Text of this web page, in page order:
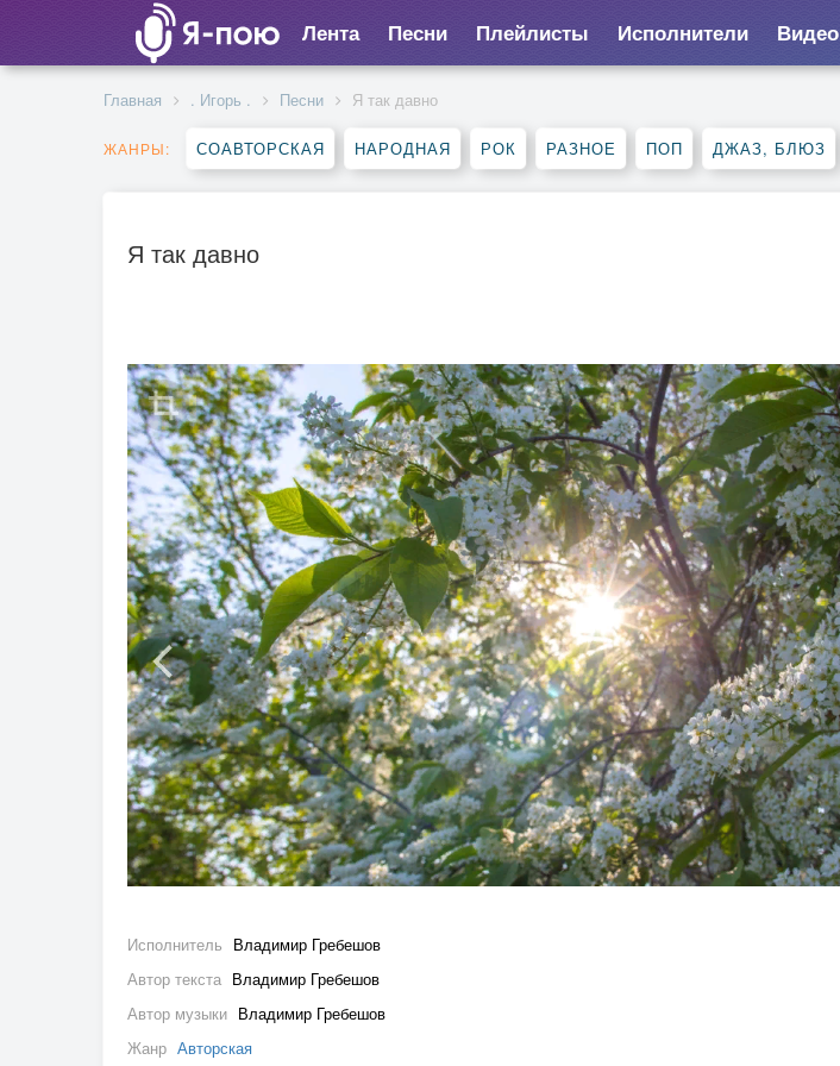
Лента Песни Плейлисты Исполнители Видео
Главная . Игорь . Песни Я так давно
ЖАНРЫ: СОАВТОРСКАЯ НАРОДНАЯ РОК РАЗНОЕ ПОП ДЖАЗ, БЛЮЗ
Я так давно
Исполнитель Владимир Гребешов
Автор текста Владимир Гребешов
Автор музыки Владимир Гребешов
Жанр Авторская